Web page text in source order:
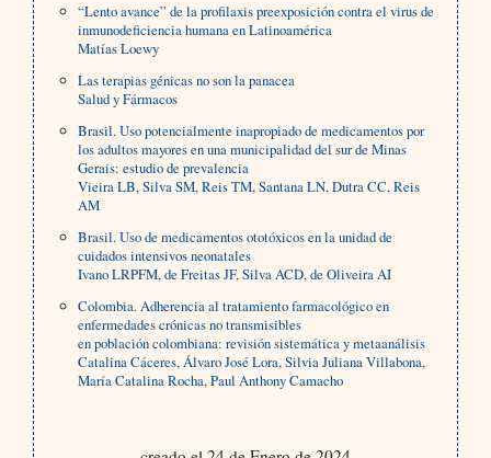
“Lento avance” de la profilaxis preexposición contra el virus de
inmunodeficiencia humana en Latinoamérica
Matías Loewy
Las terapias génicas no son la panacea
Salud y Fármacos
Brasil. Uso potencialmente inapropiado de medicamentos por
los adultos mayores en una municipalidad del sur de Minas
Gerais: estudio de prevalencia
Vieira LB, Silva SM, Reis TM, Santana LN, Dutra CC, Reis
AM
Brasil. Uso de medicamentos ototóxicos en la unidad de
cuidados intensivos neonatales
Ivano LRPFM, de Freitas JF, Silva ACD, de Oliveira AI
Colombia. Adherencia al tratamiento farmacológico en
enfermedades crónicas no transmisibles
en población colombiana: revisión sistemática y metaanálisis
Catalina Cáceres, Álvaro José Lora, Silvia Juliana Villabona,
María Catalina Rocha, Paul Anthony Camacho